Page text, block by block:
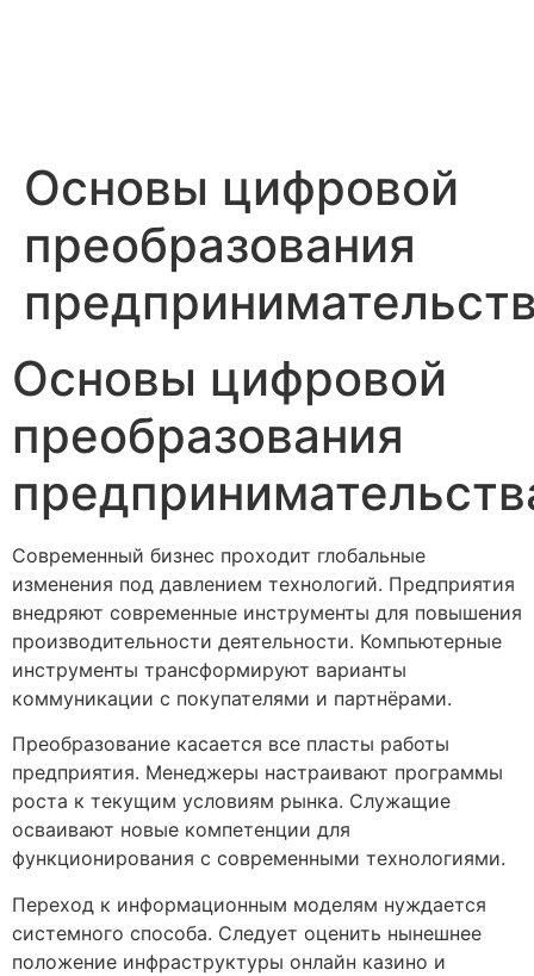
Основы цифровой
преобразования
Основы цифровой
преобразования
Современный бизнес проходит глобальные
изменения под давлением технологий. Предприятия
внедряют современные инструменты для повышения
производительности деятельности. Компьютерные
инструменты трансформируют варианты
коммуникации с покупателями и партнёрами.
Преобразование касается все пласты работы
предприятия. Менеджеры настраивают программы
роста к текущим условиям рынка. Служащие
осваивают новые компетенции для
функционирования с современными технологиями.
Переход к информационным моделям нуждается
системного способа. Следует оценить нынешнее
положение инфраструктуры онлайн казино и